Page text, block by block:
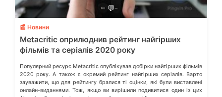
💬
📰 Новини
Metacritic оприлюднив рейтинг найгірших
фільмів та серіалів 2020 року
Популярний ресурс Metacritic опублікував добірки найгірших фільмів
2020 року. А також є окремий рейтинг найгірших серіалів. Варто
зауважити, що для рейтингу бралися ті оцінки, які були виставлені
онлайн-виданнями. Тож, якщо ви вирішили подивитися один із цих